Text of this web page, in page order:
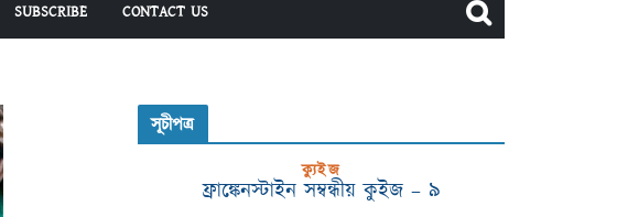
SUBSCRIBE CONTACT US
সূচীপত্র
ক্যুইজ
ফ্রাঙ্কেনস্টাইন সম্বন্ধীয় কুইজ – ৯